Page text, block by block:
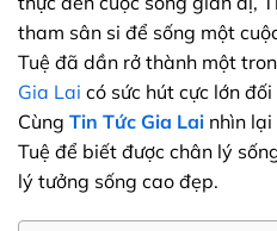
tham sân si để sống một
Tuệ đã dần rở thành một
Gia Lai có sức hút cực lớn
Cùng Tin Tức Gia Lai nhìn
Tuệ để biết được chân lý
lý tưởng sống cao đẹp.